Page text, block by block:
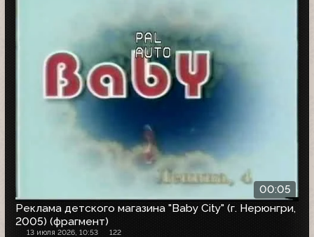
00:05
Реклама детского магазина "Baby City" (г. Нерюнгри,
2005) (фрагмент)
13 июля 2026, 10:53 122